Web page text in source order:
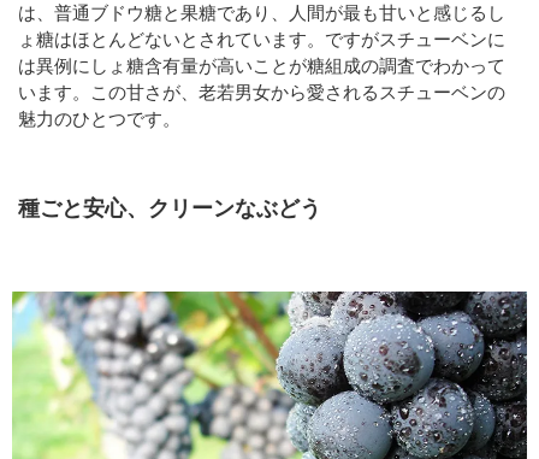
は、普通ブドウ糖と果糖であり、人間が最も甘いと感じるし
ょ糖はほとんどないとされています。ですがスチューベンに
は異例にしょ糖含有量が高いことが糖組成の調査でわかって
います。この甘さが、老若男女から愛されるスチューベンの
魅力のひとつです。
種ごと安心、クリーンなぶどう